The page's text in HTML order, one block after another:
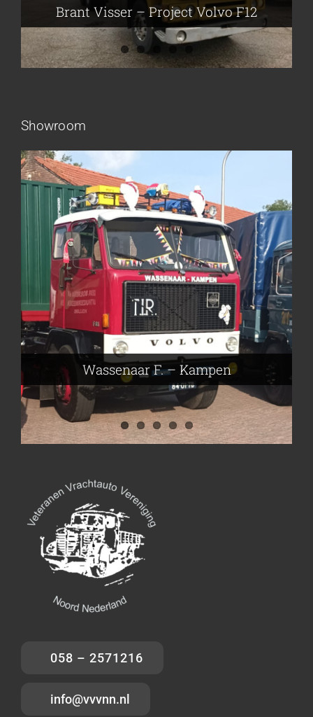
Brant Visser – Project Volvo F12
Showroom
Wassenaar F. – Kampen
Nijmeier Erwin – Smilde
Frieling Koos – Klazienaveen
Hartog den Richard – Borculo
Leeuwen van Joop – Leek
058 – 2571216
info@vvvnn.nl